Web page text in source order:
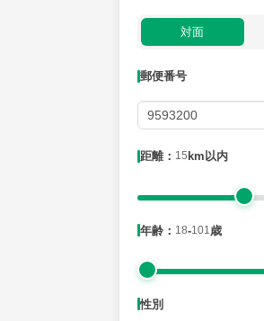
対面
郵便番号
距離： 15 km以内
年齢： 18-101 歳
性別
距離：15km以内
年齢：18-101歳